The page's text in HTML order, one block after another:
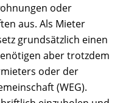
oder
aus. Als Mieter
grundsätzlich einen
aber trotzdem
oder der
(WEG).